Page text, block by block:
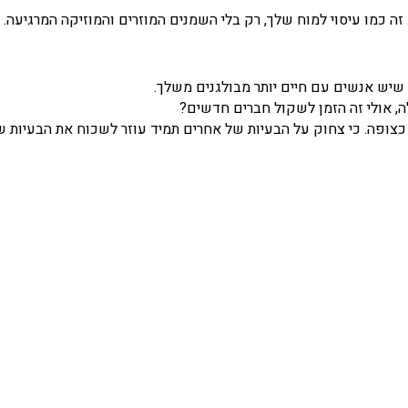
כמו עיסוי למוח שלך, רק בלי השמנים המוזרים והמוזיקה המרגיעה.
אנשים עם חיים יותר מבולגנים משלך.
אולי זה הזמן לשקול חברים חדשים?
כי צחוק על הבעיות של אחרים תמיד עוזר לשכוח את הבעיות